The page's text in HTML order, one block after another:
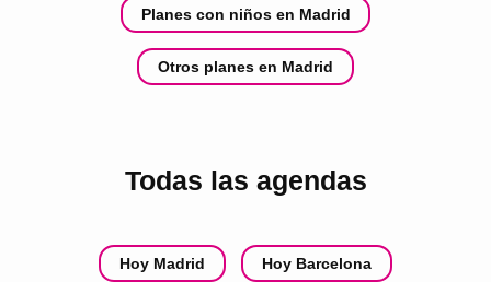
Planes con niños en Madrid
Otros planes en Madrid
Todas las agendas
Hoy Madrid Hoy Barcelona